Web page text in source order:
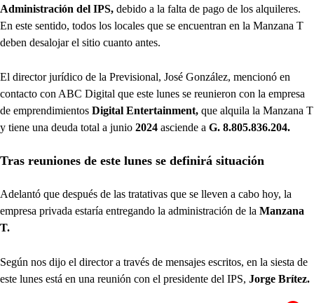
Administración del IPS, debido a la falta de pago de los alquileres.
En este sentido, todos los locales que se encuentran en la Manzana T
deben desalojar el sitio cuanto antes.
El director jurídico de la Previsional, José González, mencionó en
contacto con ABC Digital que este lunes se reunieron con la empresa
de emprendimientos Digital Entertainment, que alquila la Manzana T
y tiene una deuda total a junio 2024 asciende a G. 8.805.836.204.
Tras reuniones de este lunes se definirá situación
Adelantó que después de las tratativas que se lleven a cabo hoy, la
empresa privada estaría entregando la administración de la Manzana
T.
Según nos dijo el director a través de mensajes escritos, en la siesta de
este lunes está en una reunión con el presidente del IPS, Jorge Brítez.